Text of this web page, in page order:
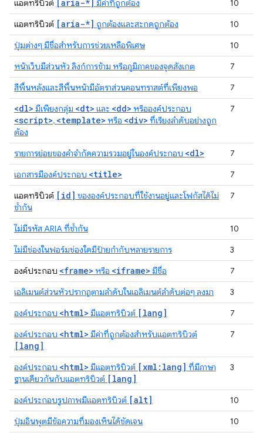
แอตทริบิวต์ [aria-*] มีค่าที่ถูกต้อง
10
แอตทริบิวต์ [aria-*] ถูกต้องและสะกดถูกต้อง
10
ปุ่มต่างๆ มีชื่อสำหรับการช่วยเหลือพิเศษ
10
หน้าเว็บมีส่วนหัว ลิงก์การข้าม หรือภูมิภาคของจุดสังเกต
7
สีพื้นหลังและสีพื้นหน้ามีอัตราส่วนคอนทราสต์ที่เพียงพอ
7
<dl> มีเพียงกลุ่ม <dt> และ <dd> หรือองค์ประกอบ
<script>, <template> หรือ <div> ที่เรียงลำดับอย่างถูก
ต้อง
7
รายการย่อยของคำจำกัดความรวมอยู่ในองค์ประกอบ <dl>
7
เอกสารมีองค์ประกอบ <title>
7
แอตทริบิวต์ [id] ขององค์ประกอบที่ใช้งานอยู่และโฟกัสได้ไม่
ซ้ำกัน
7
ไม่มีรหัส ARIA ที่ซ้ำกัน
10
ไม่มีช่องในฟอร์มช่องใดมีป้ายกำกับหลายรายการ
3
องค์ประกอบ <frame> หรือ <iframe> มีชื่อ
7
เอลิเมนต์ส่วนหัวปรากฏตามลำดับในเอลิเมนต์ลำดับต่อๆ ลงมา
3
องค์ประกอบ <html> มีแอตทริบิวต์ [lang]
7
องค์ประกอบ <html> มีค่าที่ถูกต้องสำหรับแอตทริบิวต์
[lang]
7
องค์ประกอบ <html> มีแอตทริบิวต์ [xml:lang] ที่มีภาษา
ฐานเดียวกันกับแอตทริบิวต์ [lang]
3
องค์ประกอบรูปภาพมีแอตทริบิวต์ [alt]
10
ปุ่มอินพุตมีข้อความที่มองเห็นได้ชัดเจน
10